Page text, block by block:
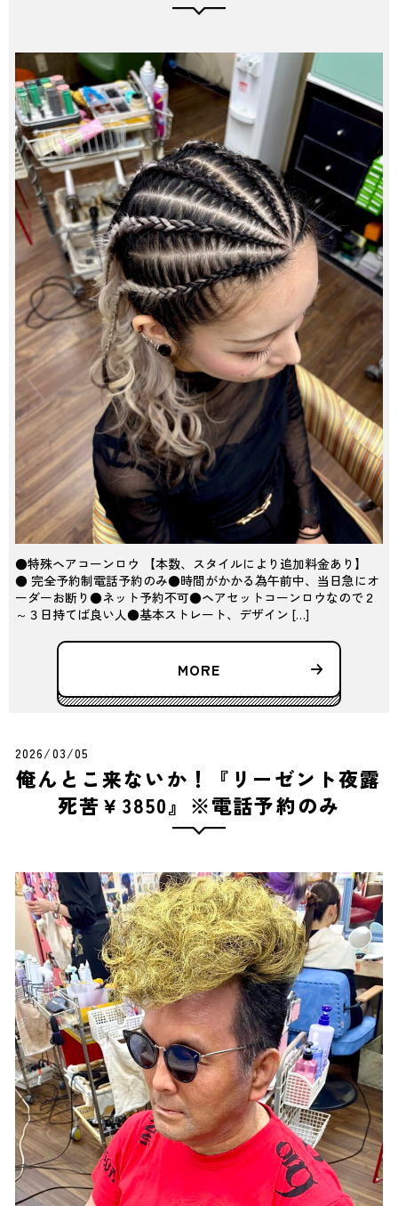
●特殊ヘアコーンロウ 【本数、スタイルにより追加料金あり】
● 完全予約制電話予約のみ●時間がかかる為午前中、当日急にオ
ーダーお断り●ネット予約不可●ヘアセットコーンロウなので２
～３日持てば良い人●基本ストレート、デザイン […]
MORE
2026/03/05
俺んとこ来ないか！『リーゼント夜露
死苦￥3850』※電話予約のみ